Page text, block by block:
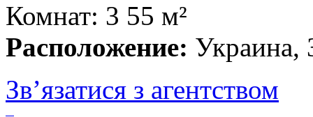
Комнат: 3 55 м²
Расположение: Украина,
Зв’язатися з агентством